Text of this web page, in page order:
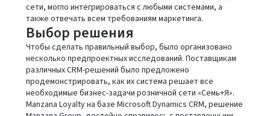
сети, могло интегрироваться с любыми системами, а
также отвечать всем требованиям маркетинга.
Выбор решения
Чтобы сделать правильный выбор, было организовано
несколько предпроектных исследований. Поставщикам
различных CRM-решений было предложено
продемонстрировать, как их система решает все
необходимые бизнес-задачи розничной сети «Семь+Я».
Manzana Loyalty на базе Microsoft Dynamics CRM, решение